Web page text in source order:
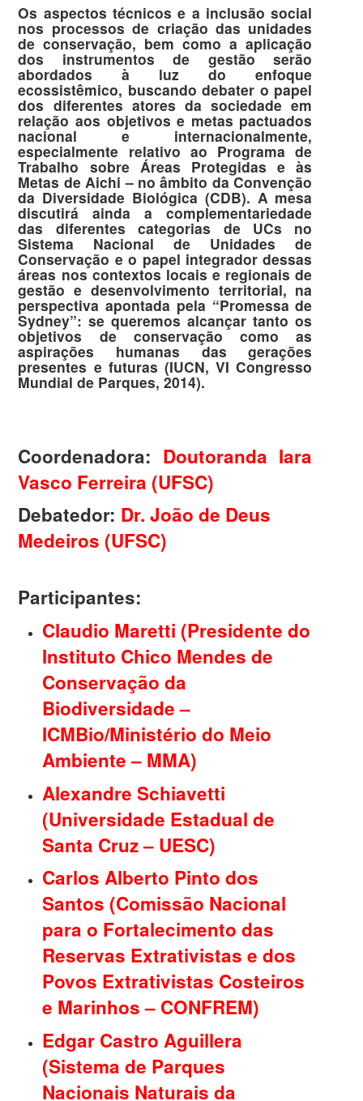
Os aspectos técnicos e a inclusão social
nos processos de criação das unidades
de conservação, bem como a aplicação
dos instrumentos de gestão serão
abordados à luz do enfoque
ecossistêmico, buscando debater o papel
dos diferentes atores da sociedade em
relação aos objetivos e metas pactuados
nacional e internacionalmente,
especialmente relativo ao Programa de
Trabalho sobre Áreas Protegidas e às
Metas de Aichi – no âmbito da Convenção
da Diversidade Biológica (CDB). A mesa
discutirá ainda a complementariedade
das diferentes categorias de UCs no
Sistema Nacional de Unidades de
Conservação e o papel integrador dessas
áreas nos contextos locais e regionais de
gestão e desenvolvimento territorial, na
perspectiva apontada pela “Promessa de
Sydney”: se queremos alcançar tanto os
objetivos de conservação como as
aspirações humanas das gerações
presentes e futuras (IUCN, VI Congresso
Mundial de Parques, 2014).
Coordenadora: Doutoranda Iara
Vasco Ferreira (UFSC)
Debatedor: Dr. João de Deus
Medeiros (UFSC)
Participantes:
Claudio Maretti (Presidente do
Instituto Chico Mendes de
Conservação da
Biodiversidade –
ICMBio/Ministério do Meio
Ambiente – MMA)
Alexandre Schiavetti
(Universidade Estadual de
Santa Cruz – UESC)
Carlos Alberto Pinto dos
Santos (Comissão Nacional
para o Fortalecimento das
Reservas Extrativistas e dos
Povos Extrativistas Costeiros
e Marinhos – CONFREM)
Edgar Castro Aguillera
(Sistema de Parques
Nacionais Naturais da